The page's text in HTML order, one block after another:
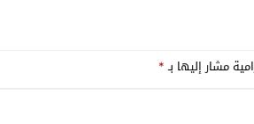
مشار إليها بـ*